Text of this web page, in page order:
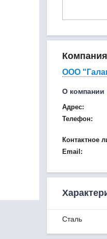
Компания
ООО
О компании
Адрес:
Телефон:
Контактное
Email:
Сталь